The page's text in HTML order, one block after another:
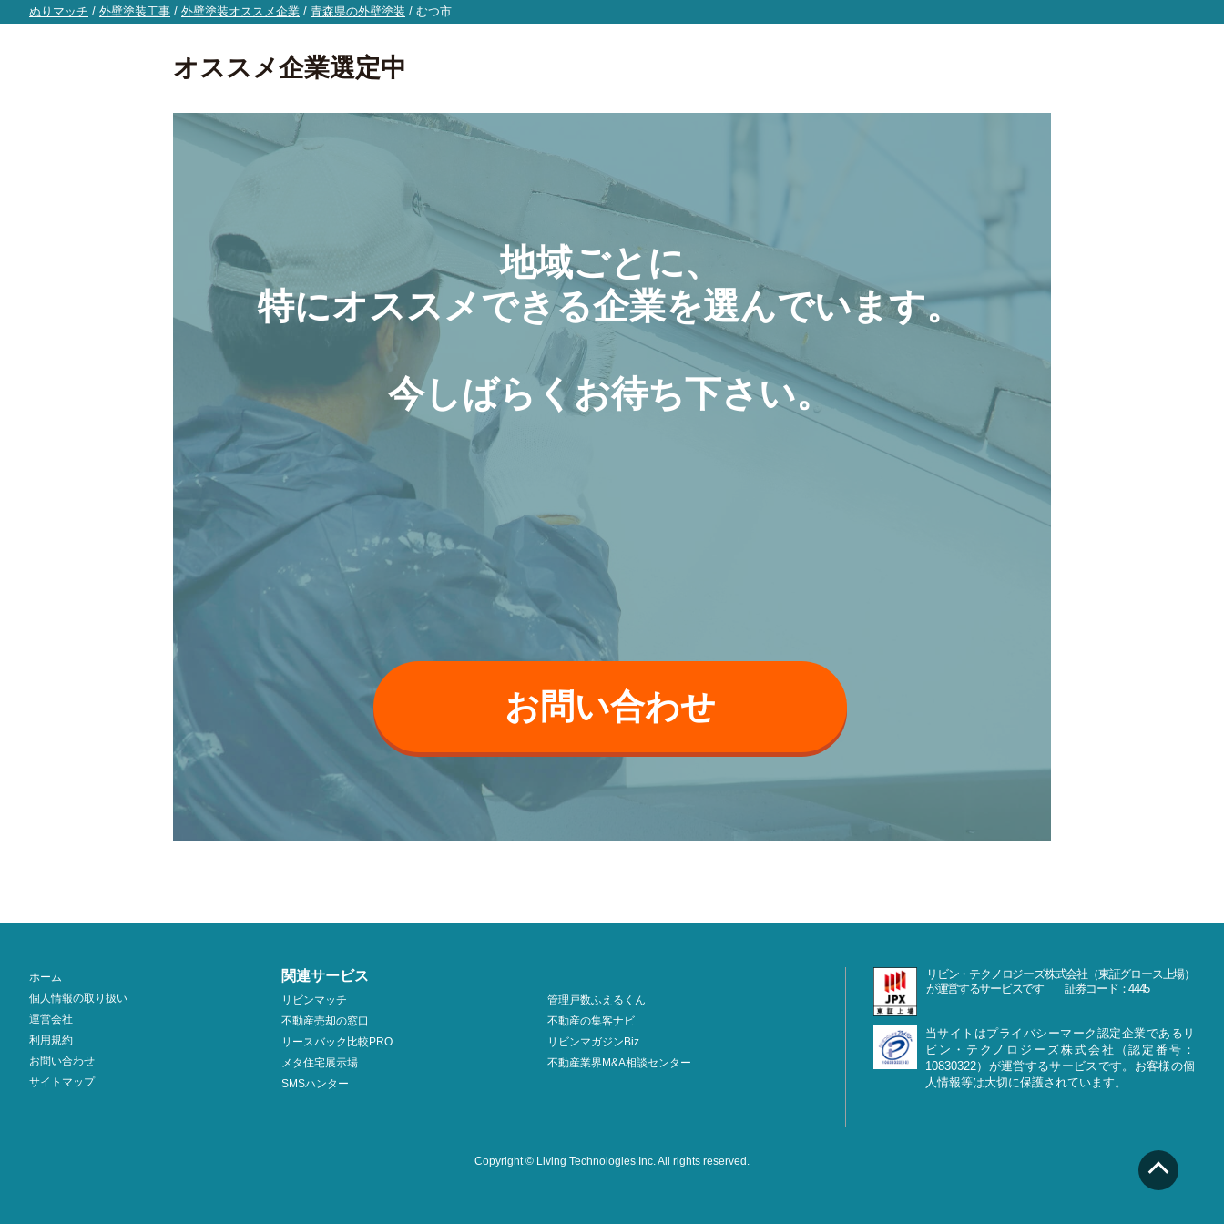
ぬりマッチ / 外壁塗装工事 / 外壁塗装オススメ企業 / 青森県の外壁塗装 / むつ市
オススメ企業選定中
地域ごとに、
特にオススメできる企業を選んでいます。
今しばらくお待ち下さい。
お問い合わせ
ホーム
個人情報の取り扱い
運営会社
利用規約
お問い合わせ
サイトマップ
関連サービス
リビンマッチ
不動産売却の窓口
リースバック比較PRO
メタ住宅展示場
SMSハンター
管理戸数ふえるくん
不動産の集客ナビ
リビンマガジンBiz
不動産業界M&A相談センター
リビン・テクノロジーズ株式会社（東証グロース上場）
が運営するサービスです 証券コード：4445
当サイトはプライバシーマーク認定企業であるリ
ビン・テクノロジーズ株式会社（認定番号：
10830322）が運営するサービスです。お客様の個
人情報等は大切に保護されています。
Copyright © Living Technologies Inc.All rights reserved.